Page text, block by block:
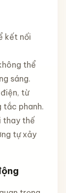
kết nối
thể
sáng.
từ
tắc phanh.
thay thế
tự xảy